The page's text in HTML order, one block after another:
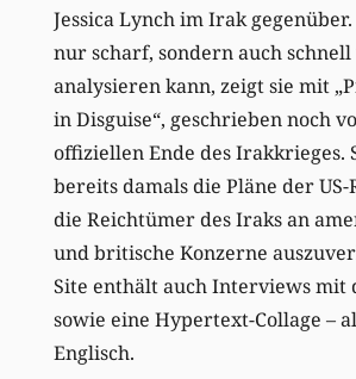
Jessica Lynch im Irak
nur scharf, sondern auch
analysieren kann, zeigt sie mit
in Disguise“, geschrieben noch
offiziellen Ende des Irakkrieges.
bereits damals die Pläne der US-
die Reichtümer des Iraks an
und britische Konzerne
Site enthält auch Interviews mit
sowie eine Hypertext-Collage –
Englisch.